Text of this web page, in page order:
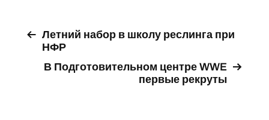
Летний набор в школу реслинга при
НФР
В Подготовительном центре WWE
первые рекруты